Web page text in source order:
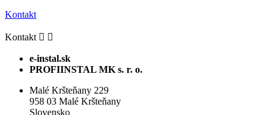
Kontakt
Kontakt  
e-instal.sk
PROFIINSTAL MK s. r. o.
Malé Kršteňany 229
958 03 Malé Kršteňany
Slovensko